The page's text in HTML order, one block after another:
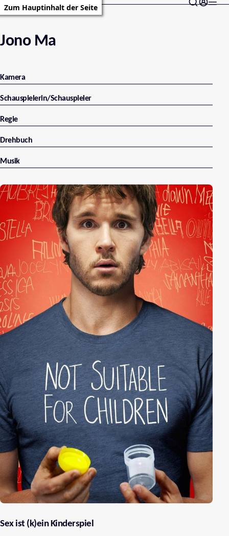
Zum Hauptinhalt der Seite
Jono Ma
Kamera
Schauspielerin/Schauspieler
Regie
Drehbuch
Musik
Sex ist (k)ein Kinderspiel